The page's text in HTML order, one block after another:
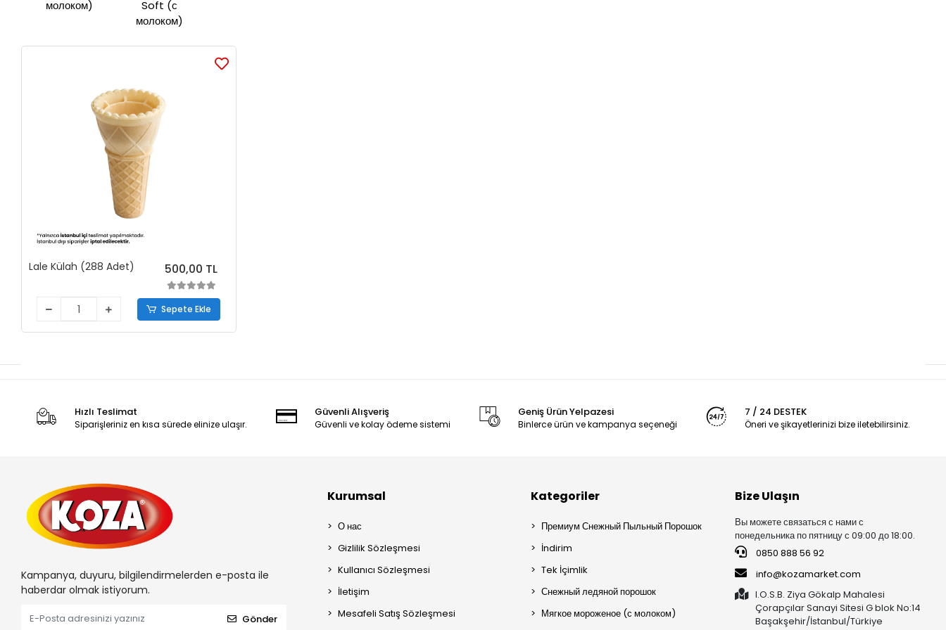
молоком)
Soft (с
молоком)
Lale Külah (288 Adet) 500,00 TL
Sepete Ekle
Hızlı Teslimat
Siparişleriniz en kısa sürede elinize ulaşır.
Güvenli Alışveriş
Güvenli ve kolay ödeme sistemi
Geniş Ürün Yelpazesi
Binlerce ürün ve kampanya seçeneği
7 / 24 DESTEK
Öneri ve şikayetlerinizi bize iletebilirsiniz.
Kampanya, duyuru, bilgilendirmelerden e-posta ile
haberdar olmak istiyorum.
Gönder
Kurumsal
О нас
Gizlilik Sözleşmesi
Kullanıcı Sözleşmesi
İletişim
Mesafeli Satış Sözleşmesi
Kategoriler
Премиум Снежный Пыльный Порошок
İndirim
Tek İçimlik
Снежный ледяной порошок
Мягкое мороженое (с молоком)
Bize Ulaşın
Вы можете связаться с нами с
понедельника по пятницу с 09:00 до 18:00.
0850 888 56 92
info@kozamarket.com
I.O.S.B. Ziya Gökalp Mahalesi
Çorapçılar Sanayi Sitesi G blok No:14
Başakşehir/İstanbul/Türkiye